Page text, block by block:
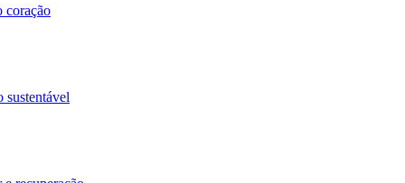
coração
sustentável